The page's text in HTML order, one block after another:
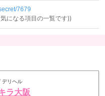
7679
になる項目の一覧です))
デリヘル
ラ大阪